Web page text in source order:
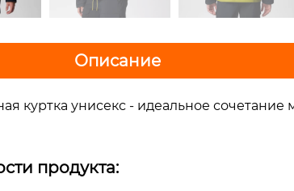
Описание
куртка унисекс - идеальное сочетание
продукта: